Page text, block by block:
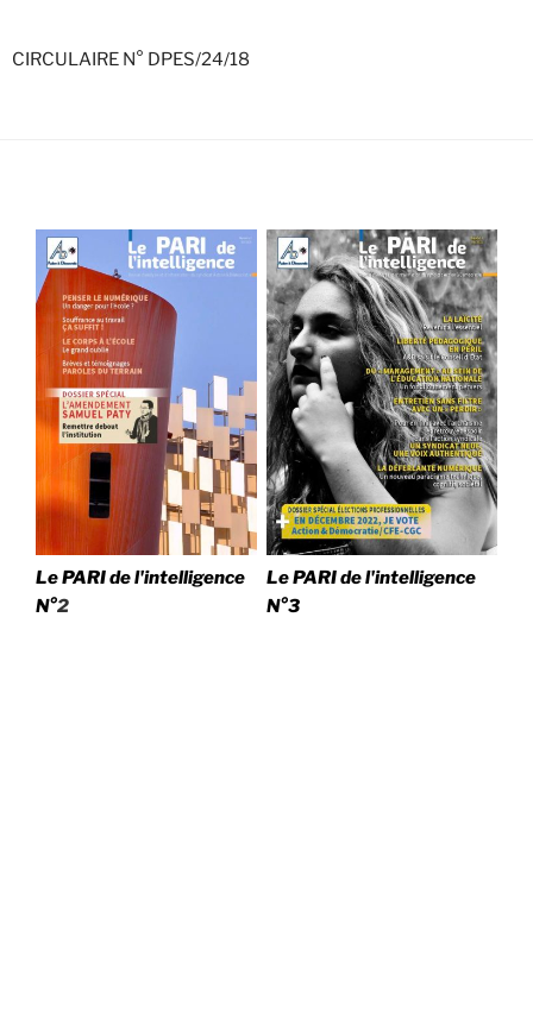
CIRCULAIRE N° DPES/24/18
Le PARI de l'intelligence
N°2
Le PARI de l'intelligence
N°3